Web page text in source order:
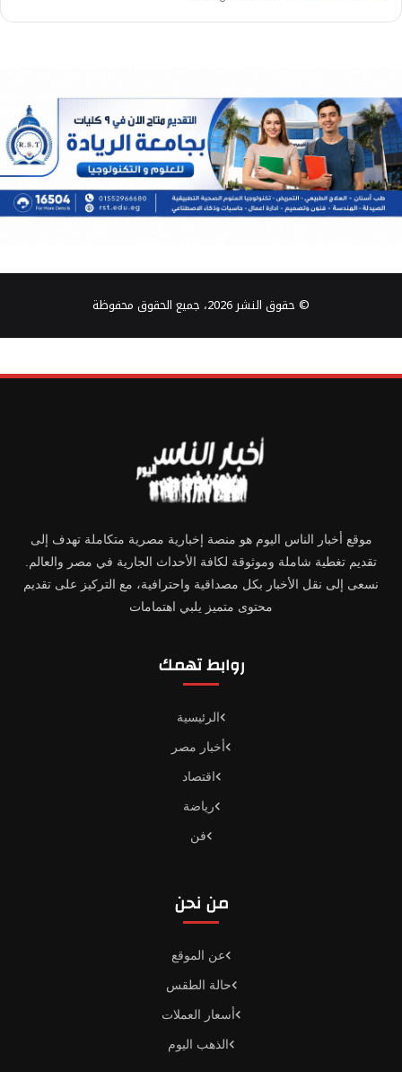
© حقوق النشر 2026، جميع الحقوق محفوظة
موقع أخبار الناس اليوم هو منصة إخبارية مصرية متكاملة تهدف إلى
تقديم تغطية شاملة وموثوقة لكافة الأحداث الجارية في مصر والعالم.
نسعى إلى نقل الأخبار بكل مصداقية واحترافية، مع التركيز على تقديم
محتوى متميز يلبي اهتمامات
روابط تهمك
الرئيسية
أخبار مصر
اقتصاد
رياضة
فن
من نحن
عن الموقع
حالة الطقس
أسعار العملات
الذهب اليوم